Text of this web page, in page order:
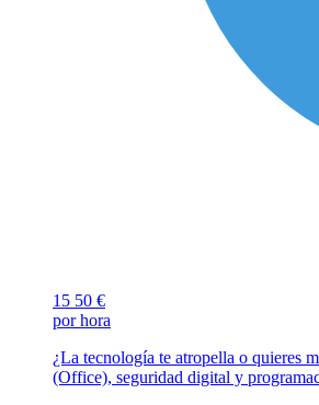
15 50 €
por hora
¿La tecnología te atropella o quieres
(Office), seguridad digital y